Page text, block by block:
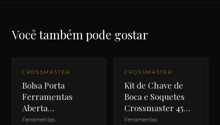
Você também pode gostar
CROSSMASTER
Bolsa Porta
Ferramentas
Aberta
Crossmaster 18"
Ferramentas
CROSSMASTER
Kit de Chave de
Boca e Soquetes
Crossmaster 45
Peças
Ferramentas